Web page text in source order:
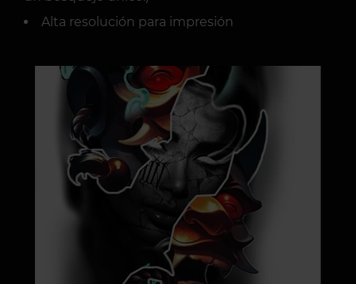
Alta resolución para impresión